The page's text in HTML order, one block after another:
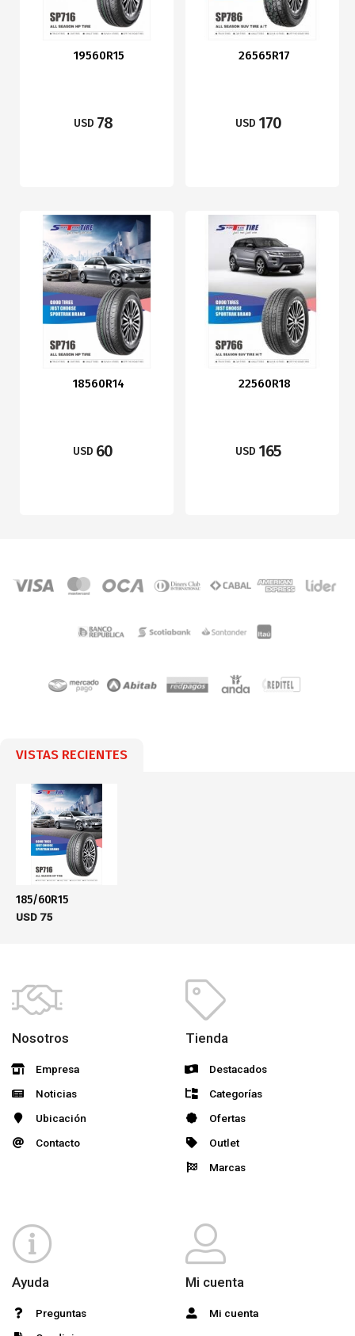
19560R15
USD 78
26565R17
USD 170
18560R14
USD 60
22560R18
USD 165
VISTAS RECIENTES
185/60R15
USD 75
Nosotros
Empresa
Noticias
Ubicación
Contacto
Tienda
Destacados
Categorías
Ofertas
Outlet
Marcas
Ayuda
Preguntas
Mi cuenta
Mi cuenta